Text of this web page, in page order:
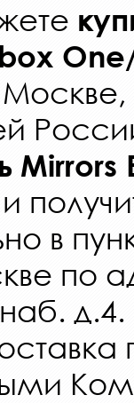
Mirrors
и
в
по
д.4.